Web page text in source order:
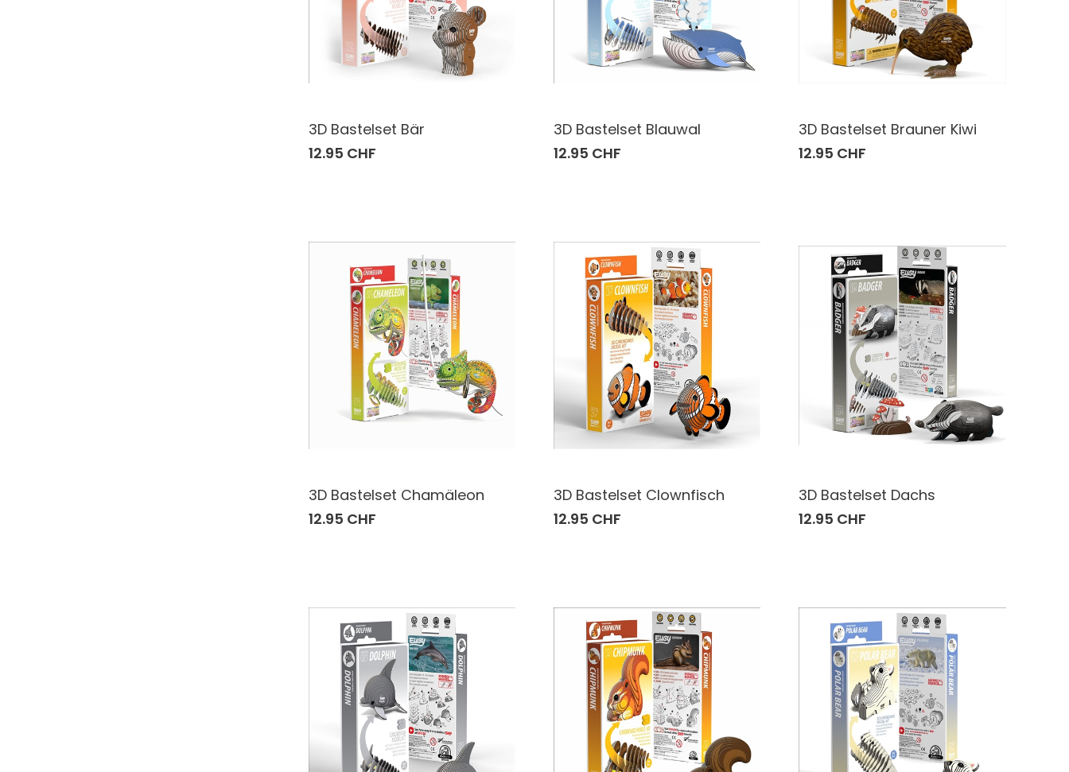
3D Bastelset Bär
12.95 CHF
3D Bastelset Blauwal
12.95 CHF
3D Bastelset Brauner Kiwi
12.95 CHF
3D Bastelset Chamäleon
12.95 CHF
3D Bastelset Clownfisch
12.95 CHF
3D Bastelset Dachs
12.95 CHF